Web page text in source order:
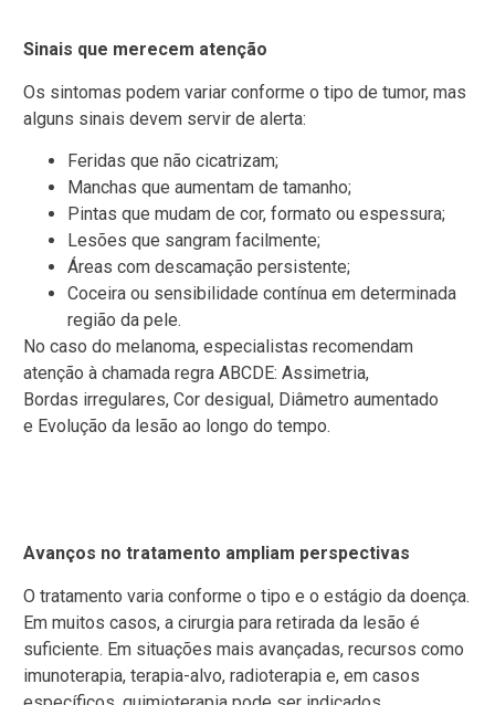
Sinais que merecem atenção
Os sintomas podem variar conforme o tipo de tumor, mas
alguns sinais devem servir de alerta:
Feridas que não cicatrizam;
Manchas que aumentam de tamanho;
Pintas que mudam de cor, formato ou espessura;
Lesões que sangram facilmente;
Áreas com descamação persistente;
Coceira ou sensibilidade contínua em determinada
região da pele.
No caso do melanoma, especialistas recomendam
atenção à chamada regra ABCDE: Assimetria,
Bordas irregulares, Cor desigual, Diâmetro aumentado
e Evolução da lesão ao longo do tempo.
Avanços no tratamento ampliam perspectivas
O tratamento varia conforme o tipo e o estágio da doença.
Em muitos casos, a cirurgia para retirada da lesão é
suficiente. Em situações mais avançadas, recursos como
imunoterapia, terapia-alvo, radioterapia e, em casos